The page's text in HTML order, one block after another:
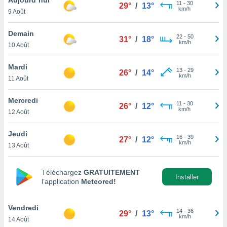
et
»,
au
vous
qu'ils
ou
le
ainsi
un
la
du
9 Août
29° / 13° 11 - 30
km/h
Demain
10 Août
31° / 18° 22- 50
km/h
Mardi
11 Août
26° / 14° 13- 29
km/h
Mercredi
12 Août
26° / 12° 11 - 30
km/h
Jeudi
13 Août
27° / 12° 16- 39
km/h
Téléchargez GRATUITEMENT
l’application Meteored!
Installer
Vendredi
14 Août
29° / 13° 14- 36
km/h